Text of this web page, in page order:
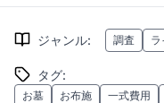
ジャンル: 調査
タグ:
お墓 お布施 一式費用